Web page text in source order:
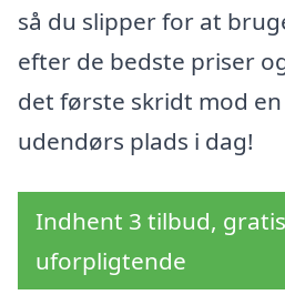
så du slipper for at
efter de bedste priser
det første skridt mod
udendørs plads i dag!
Indhent 3 tilbud,
uforpligtende